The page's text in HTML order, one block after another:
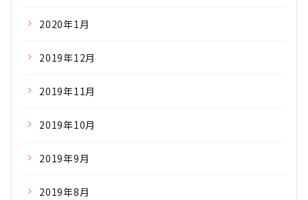
2020年1月
2019年12月
2019年11月
2019年10月
2019年9月
2019年8月